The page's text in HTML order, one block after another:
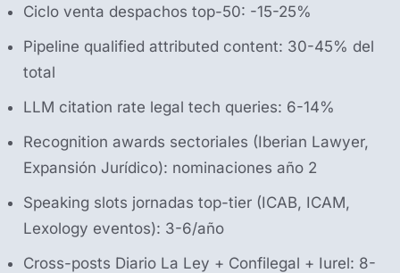
Ciclo venta despachos top-50: -15-25%
Pipeline qualified attributed content: 30-45% del
total
LLM citation rate legal tech queries: 6-14%
Recognition awards sectoriales (Iberian Lawyer,
Expansión Jurídico): nominaciones año 2
Speaking slots jornadas top-tier (ICAB, ICAM,
Lexology eventos): 3-6/año
Cross-posts Diario La Ley + Confilegal + Iurel: 8-